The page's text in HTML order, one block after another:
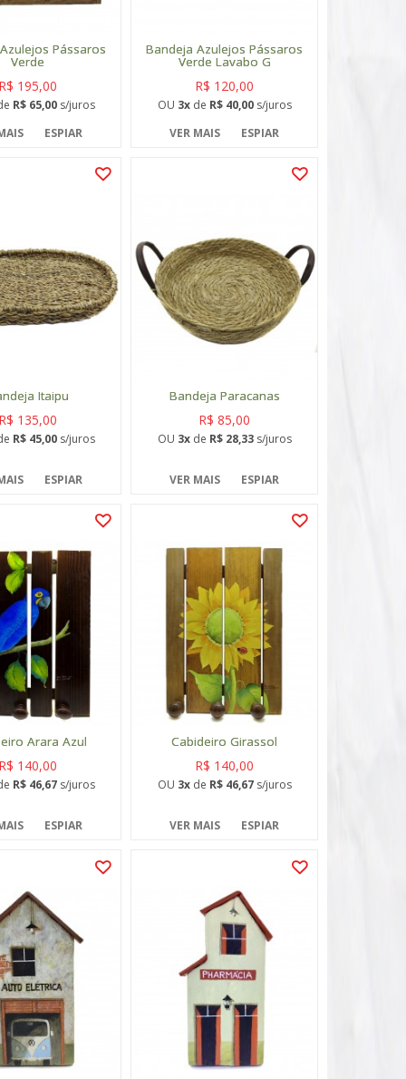
Pássaros
Verde
195,00
R$ 65,00s/juros
ESPIAR
Bandeja Azulejos Pássaros
Verde Lavabo G
R$ 120,00
OU 3xde R$ 40,00s/juros
VER MAIS
ESPIAR
Itaipu
135,00
R$ 45,00s/juros
ESPIAR
Bandeja Paracanas
R$ 85,00
OU 3xde R$ 28,33s/juros
VER MAIS ESPIAR
Arara Azul
140,00
R$ 46,67s/juros
ESPIAR
Cabideiro Girassol
R$ 140,00
OU 3xde R$ 46,67s/juros
VER MAIS ESPIAR